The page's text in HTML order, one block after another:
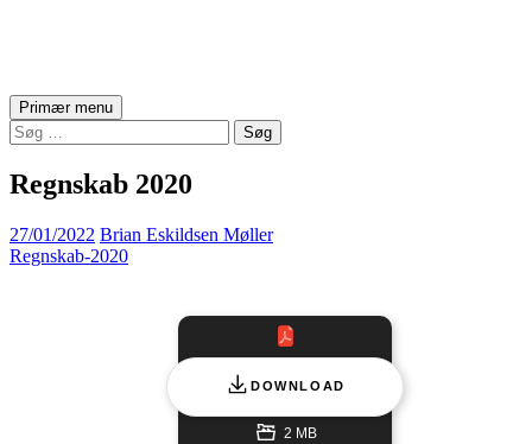
SøgPrimær menu Hop
til
indhold
Søg
efter:
Regnskab 2020
27/01/2022 Brian Eskildsen Møller
Regnskab-2020
DOWNLOAD
2 MB